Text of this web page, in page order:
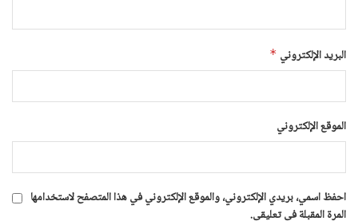
البريد الإلكتروني *
الموقع الإلكتروني
احفظ اسمي، بريدي الإلكتروني، والموقع الإلكتروني في هذا المتصفح لاستخدامها
المرة المقبلة في تعليقي.